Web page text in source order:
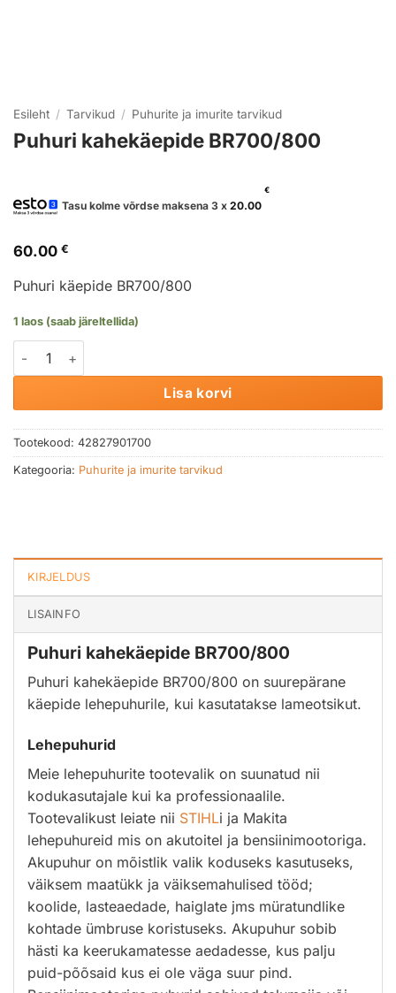
Esileht / Tarvikud / Puhurite ja imurite tarvikud
Puhuri kahekäepide BR700/800
Tasu kolme võrdse maksena 3 x 20.00
€
60.00 €
Puhuri käepide BR700/800
1 laos (saab järeltellida)
Puhuri kahekäepide BR700/800 kogus
Lisa korvi
Tootekood: 42827901700
Kategooria: Puhurite ja imurite tarvikud
KIRJELDUS
LISAINFO
Puhuri kahekäepide BR700/800
Puhuri kahekäepide BR700/800 on suurepärane
käepide lehepuhurile, kui kasutatakse lameotsikut.
Lehepuhurid
Meie lehepuhurite tootevalik on suunatud nii
kodukasutajale kui ka professionaalile.
Tootevalikust leiate nii STIHLi ja Makita
lehepuhureid mis on akutoitel ja bensiinimootoriga.
Akupuhur on mõistlik valik koduseks kasutuseks,
väiksem maatükk ja väiksemahulised tööd;
koolide, lasteaedade, haiglate jms müratundlike
kohtade ümbruse koristuseks. Akupuhur sobib
hästi ka keerukamatesse aedadesse, kus palju
puid-põõsaid kus ei ole väga suur pind.